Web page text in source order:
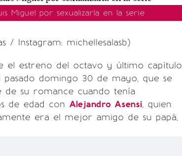
Miguel por sexualizarla en la serie
/ Instagram: michellesalasb)
el estreno del octavo y último capítulo
domingo 30 de mayo, que se
su romance cuando tenía
de edad con Alejandro Asensi, quien
era el mejor amigo de su papá,